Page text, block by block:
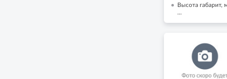
Высота габарит,
...